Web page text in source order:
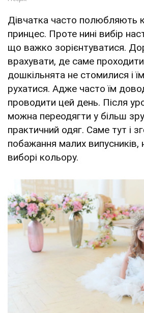
Дівчатка часто полюбляють
принцес. Проте нині вибір
що важко зорієнтуватися.
врахувати, де саме
дошкільнята не стомилися і
рухатися. Адже часто їм
проводити цей день. Після
можна переодягти у більш
практичний одяг. Саме тут і
побажання малих випусників,
виборі кольору.